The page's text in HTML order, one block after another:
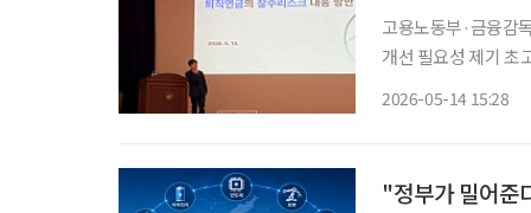
고용노동부·금융감
개선 필요성 제기 초고령사회 진입으로 은퇴 이후의 삶이 길어지면서 퇴직연금의 역할도 ‘적
2026-05-14 15:28
"정부가 밀어준